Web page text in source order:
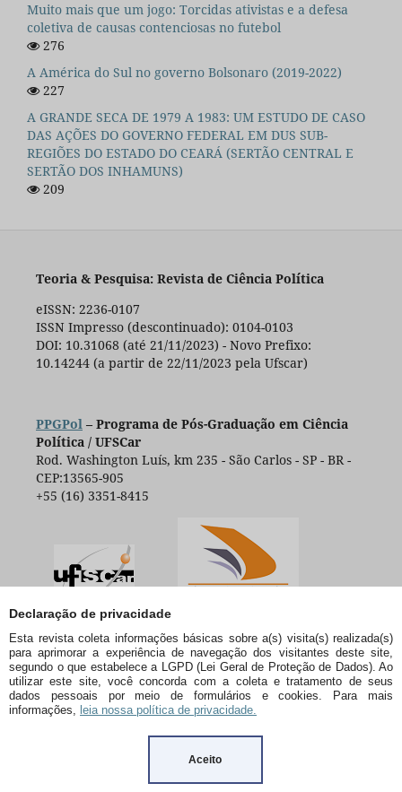
Declaração de privacidade
Esta revista coleta informações básicas sobre a(s) visita(s) realizada(s)
para aprimorar a experiência de navegação dos visitantes deste site,
segundo o que estabelece a LGPD (Lei Geral de Proteção de Dados). Ao
utilizar este site, você concorda com a coleta e tratamento de seus
dados pessoais por meio de formulários e cookies. Para mais
informações, leia nossa política de privacidade.
Aceito
Muito mais que um jogo: Torcidas ativistas e a defesa
coletiva de causas contenciosas no futebol
276
A América do Sul no governo Bolsonaro (2019-2022)
227
A GRANDE SECA DE 1979 A 1983: UM ESTUDO DE CASO
DAS AÇÕES DO GOVERNO FEDERAL EM DUS SUB-
REGIÕES DO ESTADO DO CEARÁ (SERTÃO CENTRAL E
SERTÃO DOS INHAMUNS)
209
Teoria & Pesquisa: Revista de Ciência Política
eISSN: 2236-0107
ISSN Impresso (descontinuado): 0104-0103
DOI: 10.31068 (até 21/11/2023) - Novo Prefixo:
10.14244 (a partir de 22/11/2023 pela Ufscar)
PPGPol– Programa de Pós-Graduação em Ciência
Política / UFSCar
Rod. Washington Luís, km 235 - São Carlos - SP - BR -
CEP:13565-905
+55 (16) 3351-8415